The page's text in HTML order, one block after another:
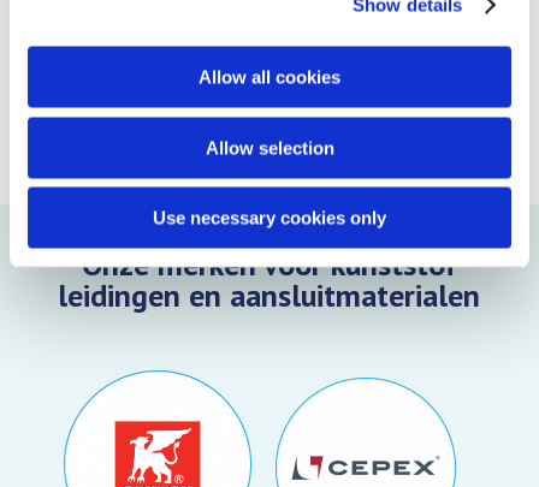
Show details
Allow all cookies
Allow selection
Use necessary cookies only
Hoge chemische resistentie.
Meer resultaat met minder water.
Onze merken voor kunststof
leidingen en aansluitmaterialen